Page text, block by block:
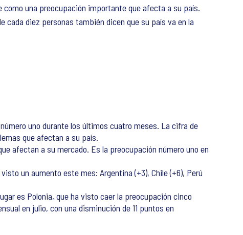
una preocupación importante que afecta a su país.
cada diez personas también dicen que su país va en la
uno durante los últimos cuatro meses. La cifra de
que afectan a su país.
afectan a su mercado. Es la preocupación número uno en
un aumento este mes: Argentina (+3), Chile (+6), Perú
es Polonia, que ha visto caer la preocupación cinco
en julio, con una disminución de 11 puntos en